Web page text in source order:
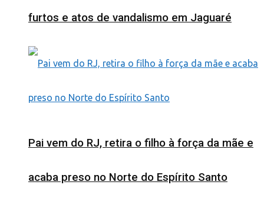
furtos e atos de vandalismo em Jaguaré
Pai vem do RJ, retira o filho à força da mãe e
acaba preso no Norte do Espírito Santo